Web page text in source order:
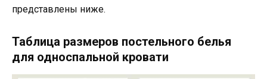
представлены ниже.
Таблица размеров постельного белья
для односпальной кровати